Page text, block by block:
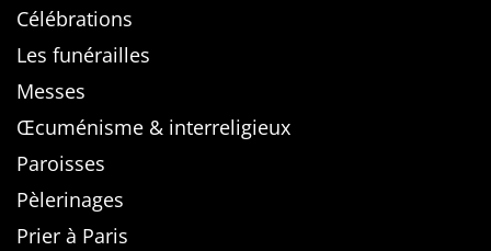
Célébrations
Les funérailles
Messes
Œcuménisme & interreligieux
Paroisses
Pèlerinages
Prier à Paris